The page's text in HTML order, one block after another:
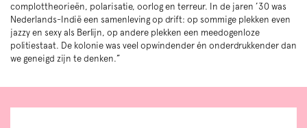
complottheorieën, polarisatie, oorlog en terreur. In de jaren ’30 was
Nederlands-Indië een samenleving op drift: op sommige plekken even
jazzy en sexy als Berlijn, op andere plekken een meedogenloze
politiestaat. De kolonie was veel opwindender én onderdrukkender dan
we geneigd zijn te denken.”